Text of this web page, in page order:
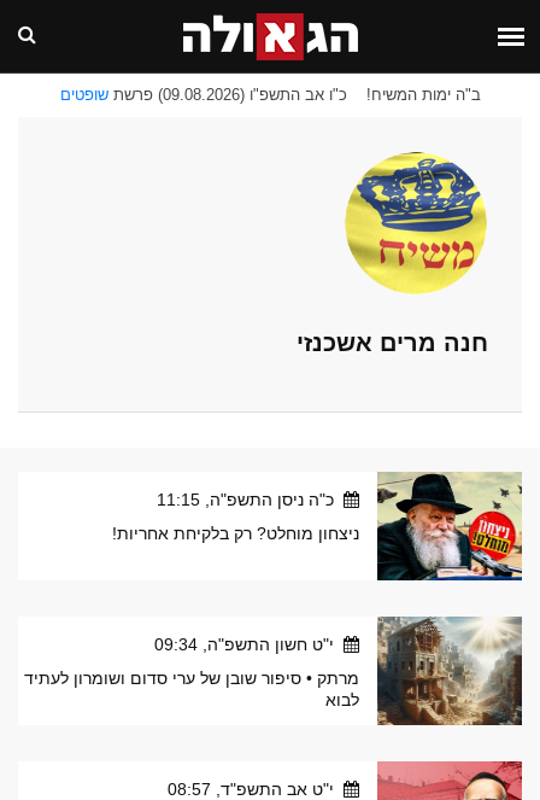
ב"ה ימות המשיח! כ"ו אב התשפ"ו (09.08.2026) פרשת שופטים
חנה מרים אשכנזי
כ"ה ניסן התשפ"ה, 11:15
ניצחון מוחלט? רק בלקיחת אחריות!
י"ט חשון התשפ"ה, 09:34
מרתק • סיפור שובן של ערי סדום ושומרון לעתיד
לבוא
י"ט אב התשפ"ד, 08:57